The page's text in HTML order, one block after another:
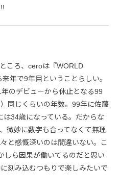
ころ、ceroは『WORLD
年で9年目ということらしい。
のデビューから休止となる99
同じくらいの年数。99年に佐藤
34歳になっている。だからな
微妙に数字も合ってなくて無理
と感慨深いのは間違いない。こ
しら因果が働いてるのだと思い
刻み込むつもりで楽しみたいで